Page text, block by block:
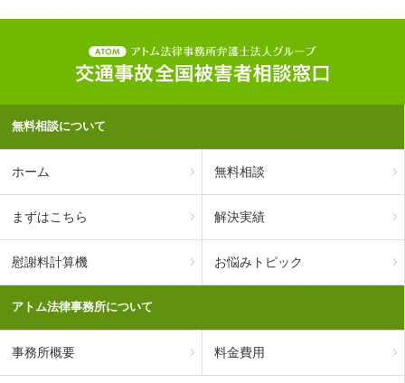
無料相談について
ホーム 無料相談
まずはこちら 解決実績
慰謝料計算機 お悩みトピック
アトム法律事務所について
事務所概要 料金費用